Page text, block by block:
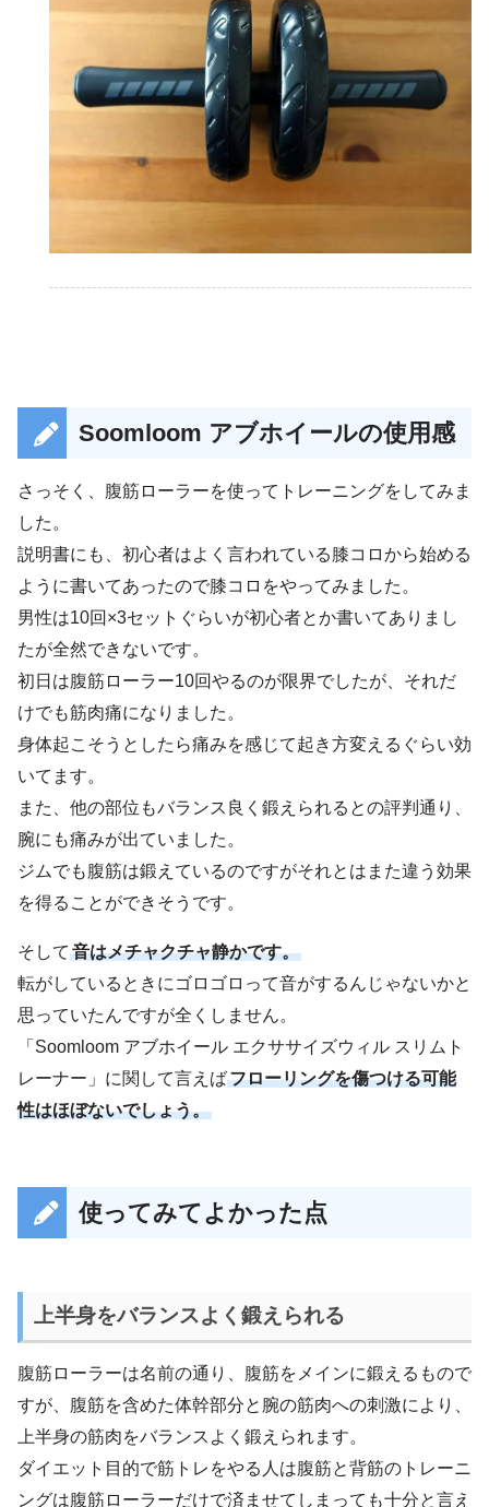
Soomloom アブホイールの使用感
さっそく、腹筋ローラーを使ってトレーニングをしてみま
した。
説明書にも、初心者はよく言われている膝コロから始める
ように書いてあったので膝コロをやってみました。
男性は10回×3セットぐらいが初心者とか書いてありまし
たが全然できないです。
初日は腹筋ローラー10回やるのが限界でしたが、それだ
けでも筋肉痛になりました。
身体起こそうとしたら痛みを感じて起き方変えるぐらい効
いてます。
また、他の部位もバランス良く鍛えられるとの評判通り、
腕にも痛みが出ていました。
ジムでも腹筋は鍛えているのですがそれとはまた違う効果
を得ることができそうです。
そして 音はメチャクチャ静かです。
転がしているときにゴロゴロって音がするんじゃないかと
思っていたんですが全くしません。
「Soomloom アブホイール エクササイズウィル スリムト
レーナー」に関して言えばフローリングを傷つける可能
性はほぼないでしょう。
使ってみてよかった点
上半身をバランスよく鍛えられる
腹筋ローラーは名前の通り、腹筋をメインに鍛えるもので
すが、腹筋を含めた体幹部分と腕の筋肉への刺激により、
上半身の筋肉をバランスよく鍛えられます。
ダイエット目的で筋トレをやる人は腹筋と背筋のトレーニ
ングは腹筋ローラーだけで済ませてしまっても十分と言え